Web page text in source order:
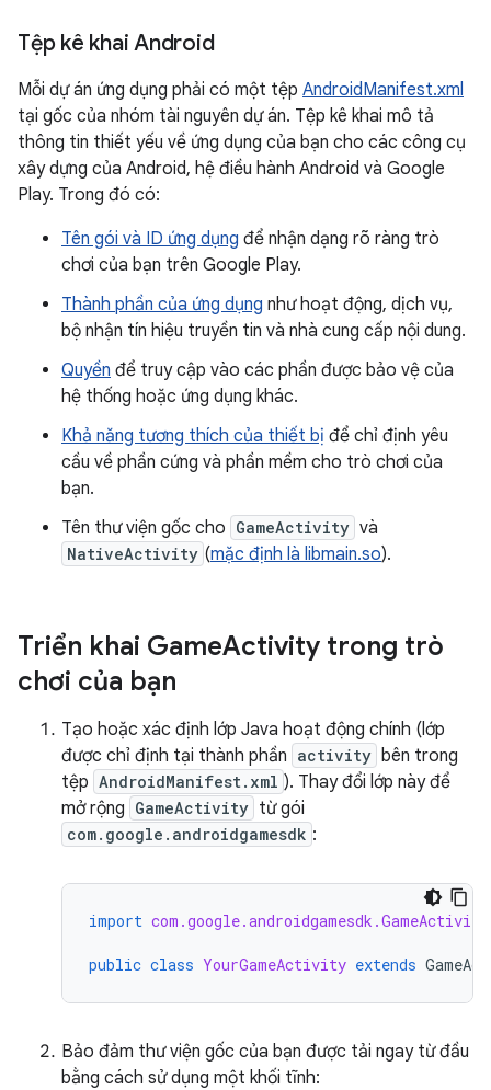
Tệp kê khai Android
Mỗi dự án ứng dụng phải có một tệp AndroidManifest.xml
tại gốc của nhóm tài nguyên dự án. Tệp kê khai mô tả
thông tin thiết yếu về ứng dụng của bạn cho các công cụ
xây dựng của Android, hệ điều hành Android và Google
Play. Trong đó có:
Tên gói và ID ứng dụng để nhận dạng rõ ràng trò
chơi của bạn trên Google Play.
Thành phần của ứng dụng như hoạt động, dịch vụ,
bộ nhận tín hiệu truyền tin và nhà cung cấp nội dung.
Quyền để truy cập vào các phần được bảo vệ của
hệ thống hoặc ứng dụng khác.
Khả năng tương thích của thiết bị để chỉ định yêu
cầu về phần cứng và phần mềm cho trò chơi của
bạn.
Tên thư viện gốc cho GameActivity và
NativeActivity (mặc định là libmain.so).
Triển khai GameActivity trong trò
chơi của bạn
Tạo hoặc xác định lớp Java hoạt động chính (lớp
được chỉ định tại thành phần activity bên trong
tệp AndroidManifest.xml ). Thay đổi lớp này để
mở rộng GameActivity từ gói
com.google.androidgamesdk :
import com.google.androidgamesdk.GameActivity
public class YourGameActivity extends
Bảo đảm thư viện gốc của bạn được tải ngay từ đầu
bằng cách sử dụng một khối tĩnh: